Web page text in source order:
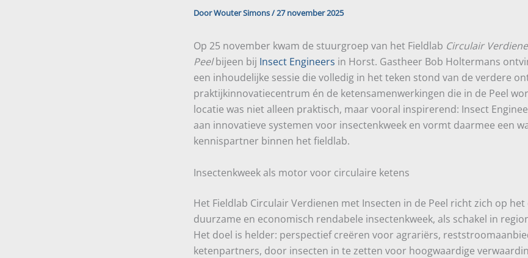
DoorWouter Simons/27 november 2025
Op 25 november kwam de stuurgroep van het Fieldlab Circulair
Peelbijeen bij Insect Engineers in Horst. Gastheer Bob Holtermans
een inhoudelijke sessie die volledig in het teken stond van de verdere
praktijkinnovatiecentrum én de ketensamenwerkingen die in de Peel
locatie was niet alleen praktisch, maar vooral inspirerend: Insect
aan innovatieve systemen voor insectenkweek en vormt daarmee een
kennispartner binnen het fieldlab.
Insectenkweek als motor voor circulaire ketens
Het Fieldlab Circulair Verdienen met Insecten in de Peel richt zich op
duurzame en economisch rendabele insectenkweek, als schakel in
Het doel is helder: perspectief creëren voor agrariërs,
ketenpartners, door insecten in te zetten voor hoogwaardige